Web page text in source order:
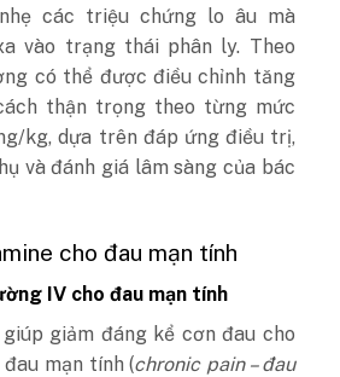
các triệu chứng lo âu mà
vào trạng thái phân ly. Theo
có thể được điều chỉnh tăng
thận trọng theo từng mức
kg, dựa trên đáp ứng điều trị,
và đánh giá lâm sàng của bác
cho đau mạn tính
IV cho đau mạn tính
giảm đáng kể cơn đau cho
mạn tính (chronic pain – đau